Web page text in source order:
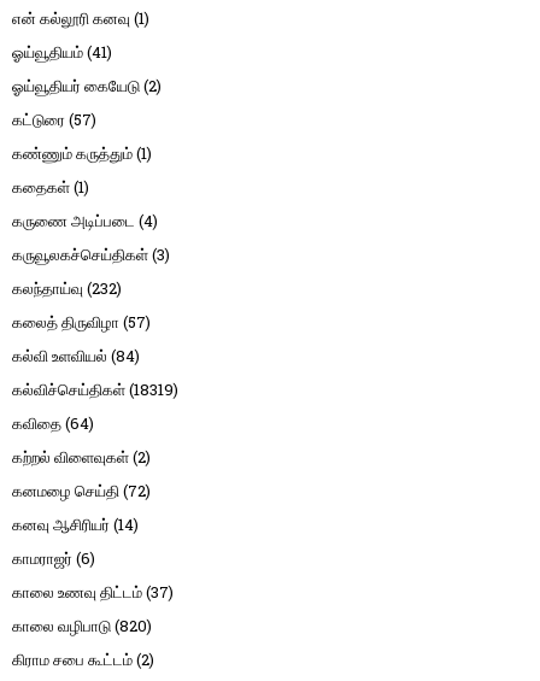
என் கல்லூரி கனவு (1)
ஓய்வூதியம்(41)
ஓய்வூதியர் கையேடு(2)
கட்டுரை (57)
கண்ணும் கருத்தும்(1)
கதைகள்(1)
கருணை அடிப்படை (4)
கருவூலகச்செய்திகள்(3)
கலந்தாய்வு (232)
கலைத் திருவிழா (57)
கல்வி உளவியல் (84)
கல்விச்செய்திகள்(18319)
கவிதை(64)
கற்றல் விளைவுகள்(2)
கனமழை செய்தி(72)
கனவு ஆசிரியர் (14)
காமராஜர் (6)
காலை உணவு திட்டம்(37)
காலை வழிபாடு(820)
கிராம சபை கூட்டம்(2)